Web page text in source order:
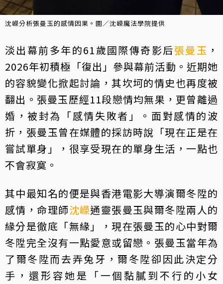
沈嶸分析張曼玉的感情因果。圖／沈嶸魔法學院提供
淡出幕前多年的61歲國際傳奇影后張曼玉 ，
2026年初積極「復出」參與幕前活動。近期她
的容貌變化掀起討論，其坎坷的情史也再度被
翻出。張曼玉歷經11段戀情均無果，更曾離過
婚，被封為「感情失敗者」。面對感情的波
折，張曼玉曾在媒體的採訪時說「現在正是在
嘗試單身」，很享受現在的單身生活，一點也
不會寂寞。
其中最知名的便是與香港電影大導演爾冬陞的
感情，命理師沈嶸通靈張曼玉與爾冬陞兩人的
緣分是徹底「無緣」，現在張曼玉的心中對爾
冬陞完全沒有一點愛意或留戀。張曼玉當年為
了爾冬陞而去弄兔牙，爾冬陞卻因此決定分
手，還形容她是「一個黏膩到不行的小女